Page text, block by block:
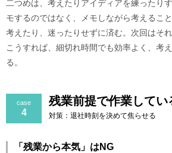
二つめは、考えたりアイディアを練ったり
モするのではなく、メモしながら考えるこ
考えたり、迷ったりせずに済む。次回はそ
こうすれば、細切れ時間でも効率よく、考
る。
case
4
残業前提で作業してい
対策：退社時刻を決めて焦らせる
「残業から本気」はNG